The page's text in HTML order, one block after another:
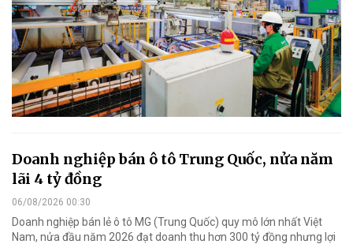
Doanh nghiệp bán ô tô Trung Quốc, nửa năm
lãi 4 tỷ đồng
06/08/2026 00:30
Doanh nghiệp bán lẻ ô tô MG (Trung Quốc) quy mô lớn nhất Việt
Nam, nửa đầu năm 2026 đạt doanh thu hơn 300 tỷ đồng nhưng lợi